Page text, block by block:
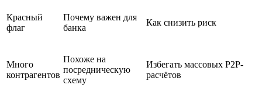
Красный
флаг
Почему важен для
банка
Как снизить риск
Много
контрагентов
Похоже на
посредническую
схему
Избегать массовых P2P-
расчётов